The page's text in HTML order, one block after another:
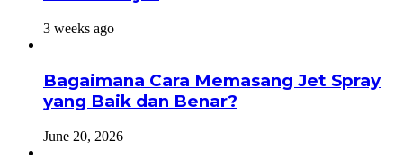
3 weeks ago
Bagaimana Cara Memasang Jet Spray
yang Baik dan Benar?
June 20, 2026